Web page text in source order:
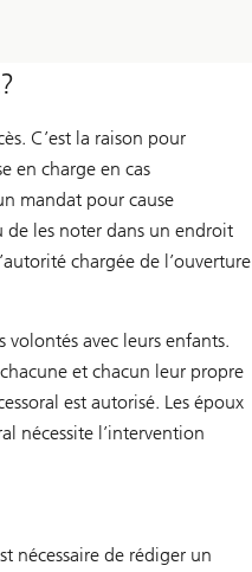
C’est la raison pour
en charge en cas
mandat pour cause
de les noter dans un endroit
chargée de l’ouverture
avec leurs enfants.
et chacun leur propre
est autorisé. Les époux
nécessite l’intervention
nécessaire de rédiger un